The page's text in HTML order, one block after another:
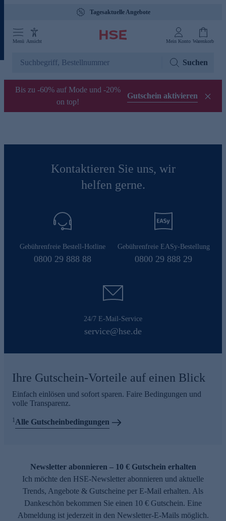
Tagesaktuelle Angebote
Menü Ansicht Mein Konto Warenkorb
Suchen
Bis zu -60% auf Mode und -20%
on top!
Gutschein aktivieren
Kontaktieren Sie uns, wir
helfen gerne.
Gebührenfreie Bestell-Hotline
0800 29 888 88
Gebührenfreie EASy-Bestellung
0800 29 888 29
24/7 E-Mail-Service
service@hse.de
Ihre Gutschein-Vorteile auf einen Blick
Einfach einlösen und sofort sparen. Faire Bedingungen und
volle Transparenz.
1Alle Gutscheinbedingungen
Newsletter abonnieren – 10 € Gutschein erhalten
Ich möchte den HSE-Newsletter abonnieren und aktuelle
Trends, Angebote & Gutscheine per E-Mail erhalten. Als
Dankeschön bekommen Sie einen 10 € Gutschein. Eine
Abmeldung ist jederzeit in den Newsletter-E-Mails möglich.